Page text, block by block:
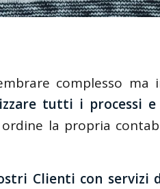
complesso
tutti i processi
la propria
Clienti con servizi